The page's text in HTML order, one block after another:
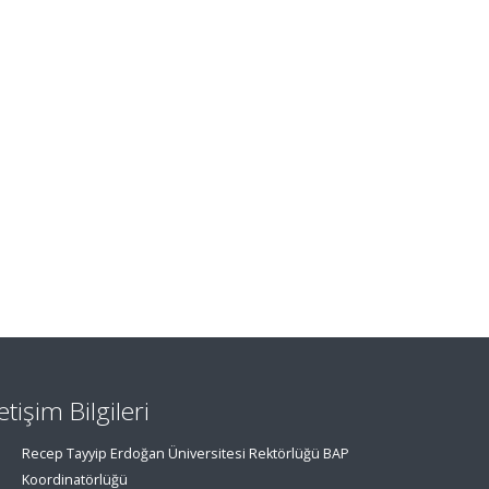
Bilgileri
Recep Tayyip Erdoğan Üniversitesi Rektörlüğü BAP
Koordinatörlüğü